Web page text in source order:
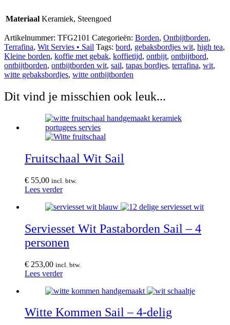
Materiaal Keramiek, Steengoed
Artikelnummer: TFG2101 Categorieën: Borden, Ontbijtborden,
Terrafina, Wit Servies • Sail Tags: bord, gebaksbordjes wit, high tea,
Kleine borden, koffie met gebak, koffietijd, ontbijt, ontbijtbord,
ontbijtborden, ontbijtborden wit, sail, tapas bordjes, terrafina, wit,
witte gebaksbordjes, witte ontbijtborden
Dit vind je misschien ook leuk...
Fruitschaal Wit Sail
€ 55,00 incl. btw.
Lees verder
Serviesset Wit Pastaborden Sail – 4
personen
€ 253,00 incl. btw.
Lees verder
Witte Kommen Sail – 4-delig